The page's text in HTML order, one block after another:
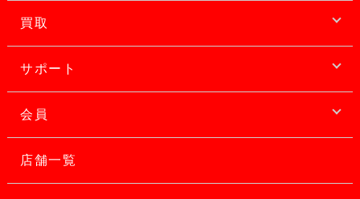
買取
サポート
会員
店舗一覧